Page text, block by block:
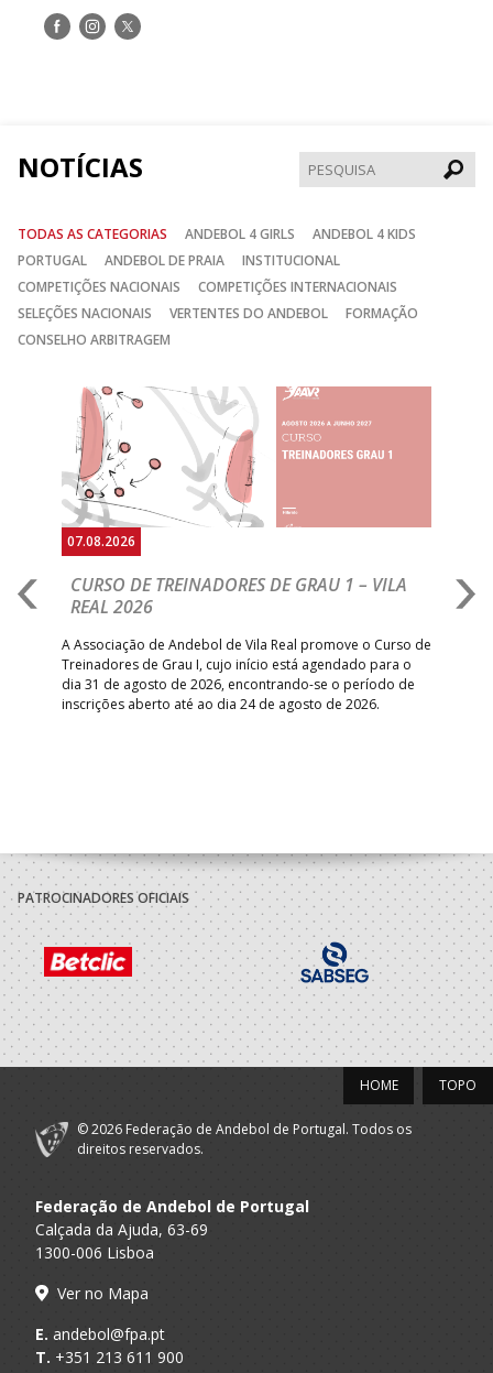
Siga-Siga-Siga-
NOTÍCIAS
TODAS AS CATEGORIAS ANDEBOL 4 GIRLS
ANDEBOL 4 KIDS
PORTUGAL
ANDEBOL DE PRAIA
INSTITUCIONAL
COMPETIÇÕES NACIONAIS
COMPETIÇÕES INTERNACIONAIS
SELEÇÕES NACIONAIS
VERTENTES DO ANDEBOL
FORMAÇÃO
CONSELHO ARBITRAGEM
07.08.2026
CURSO DE TREINADORES DE GRAU 1 – VILA
REAL 2026
A Associação de Andebol de Vila Real promove o Curso de
Treinadores de Grau I, cujo início está agendado para o
dia 31 de agosto de 2026, encontrando-se o período de
inscrições aberto até ao dia 24 de agosto de 2026.
Anterior
PATROCINADORES OFICIAIS
TOPO
HOME
© 2026 Federação de Andebol de Portugal. Todos os
direitos reservados.
Federação de Andebol de Portugal
Calçada da Ajuda, 63-69
1300-006 Lisboa
Ver no Mapa
E. andebol@fpa.pt
T. +351 213 611 900